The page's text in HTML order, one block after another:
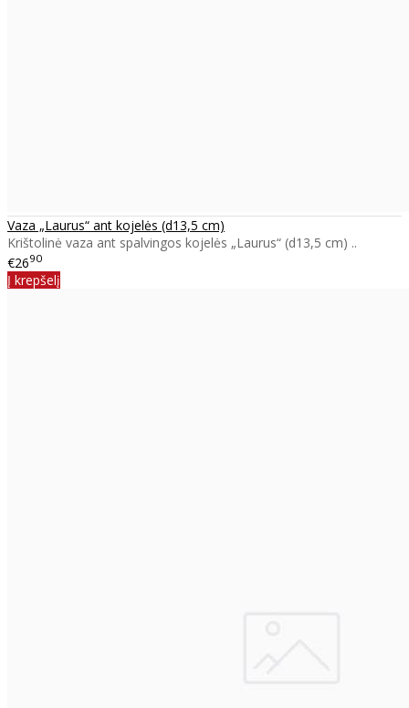
Vaza „Laurus“ ant kojelės (d13,5 cm)
Krištolinė vaza ant spalvingos kojelės „Laurus“ (d13,5 cm) ..
€2690
Į krepšelį